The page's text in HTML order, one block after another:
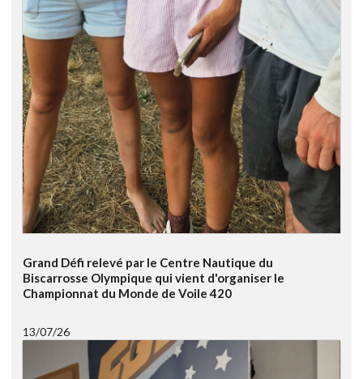
Grand Défi relevé par le Centre Nautique du
Biscarrosse Olympique qui vient d'organiser le
Championnat du Monde de Voile 420
13/07/26